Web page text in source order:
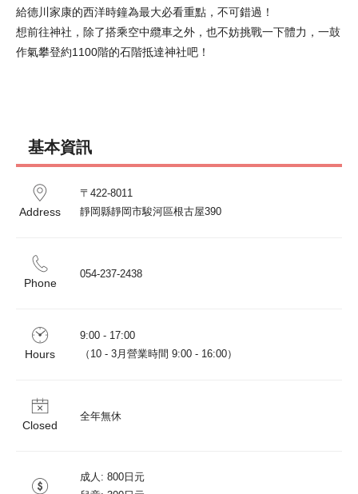
給德川家康的西洋時鐘為最大必看重點，不可錯過！
想前往神社，除了搭乘空中纜車之外，也不妨挑戰一下體力，一鼓
作氣攀登約1100階的石階抵達神社吧！
基本資訊
Address
〒422-8011
靜岡縣靜岡市駿河區根古屋390
Phone
054-237-2438
Hours
9:00 - 17:00
（10 - 3月營業時間 9:00 - 16:00）
Closed
全年無休
成人: 800日元